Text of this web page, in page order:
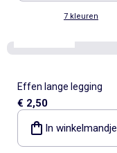
7 kleuren
Effen lange legging
€ 2,50
In winkelmandje